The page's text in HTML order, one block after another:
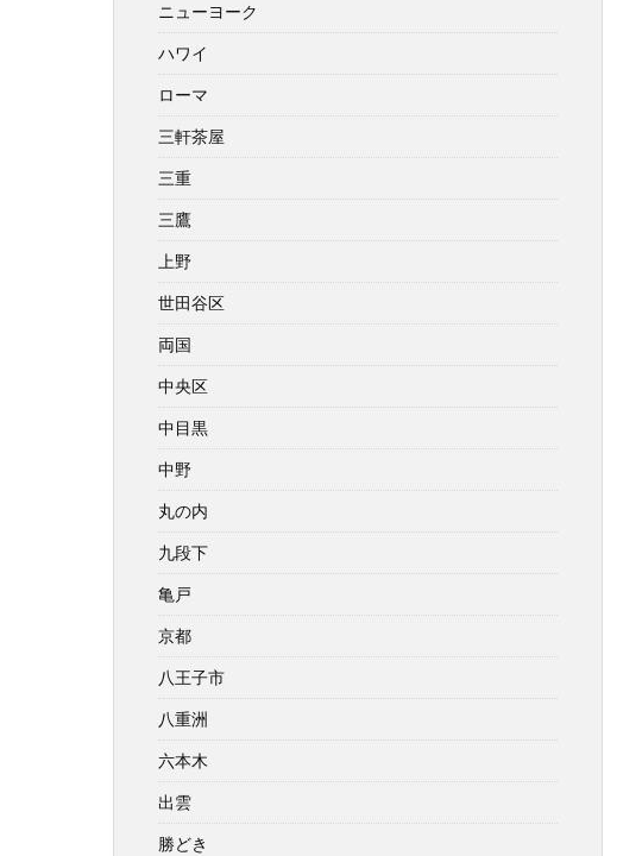
ニューヨーク
ハワイ
ローマ
三軒茶屋
三重
三鷹
上野
世田谷区
両国
中央区
中目黒
中野
丸の内
九段下
亀戸
京都
八王子市
八重洲
六本木
出雲
勝どき